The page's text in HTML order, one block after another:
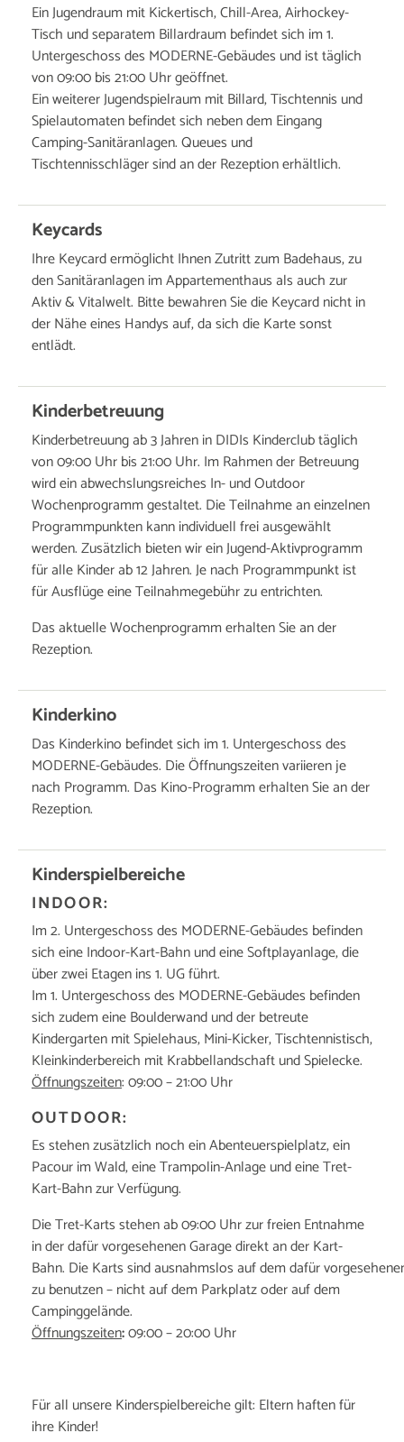
Ein Jugendraum mit Kickertisch, Chill-Area, Airhockey-
Tisch und separatem Billardraum befindet sich im 1.
Untergeschoss des MODERNE-Gebäudes und ist täglich
von 09:00 bis 21:00 Uhr geöffnet.
Ein weiterer Jugendspielraum mit Billard, Tischtennis und
Spielautomaten befindet sich neben dem Eingang
Camping-Sanitäranlagen. Queues und
Tischtennisschläger sind an der Rezeption erhältlich.
Keycards
Ihre Keycard ermöglicht Ihnen Zutritt zum Badehaus, zu
den Sanitäranlagen im Appartementhaus als auch zur
Aktiv & Vitalwelt. Bitte bewahren Sie die Keycard nicht in
der Nähe eines Handys auf, da sich die Karte sonst
entlädt.
Kinderbetreuung
Kinderbetreuung ab 3 Jahren in DIDIs Kinderclub täglich
von 09:00 Uhr bis 21:00 Uhr. Im Rahmen der Betreuung
wird ein abwechslungsreiches In- und Outdoor
Wochenprogramm gestaltet. Die Teilnahme an einzelnen
Programmpunkten kann individuell frei ausgewählt
werden. Zusätzlich bieten wir ein Jugend-Aktivprogramm
für alle Kinder ab 12 Jahren. Je nach Programmpunkt ist
für Ausflüge eine Teilnahmegebühr zu entrichten.
Das aktuelle Wochenprogramm erhalten Sie an der
Rezeption.
Kinderkino
Das Kinderkino befindet sich im 1. Untergeschoss des
MODERNE-Gebäudes. Die Öffnungszeiten variieren je
nach Programm. Das Kino-Programm erhalten Sie an der
Rezeption.
Kinderspielbereiche
INDOOR:
Im 2. Untergeschoss des MODERNE-Gebäudes befinden
sich eine Indoor-Kart-Bahn und eine Softplayanlage, die
über zwei Etagen ins 1. UG führt.
Im 1. Untergeschoss des MODERNE-Gebäudes befinden
sich zudem eine Boulderwand und der betreute
Kindergarten mit Spielehaus, Mini-Kicker, Tischtennistisch,
Kleinkinderbereich mit Krabbellandschaft und Spielecke.
Öffnungszeiten: 09:00 – 21:00 Uhr
OUTDOOR:
Es stehen zusätzlich noch ein Abenteuerspielplatz, ein
Pacour im Wald, eine Trampolin-Anlage und eine Tret-
Kart-Bahn zur Verfügung.
Die Tret-Karts stehen ab 09:00 Uhr zur freien Entnahme
in der dafür vorgesehenen Garage direkt an der Kart-
Bahn. Die Karts sind ausnahmslos auf dem dafür
zu benutzen – nicht auf dem Parkplatz oder auf dem
Campinggelände.
Öffnungszeiten:09:00 – 20:00 Uhr
Für all unsere Kinderspielbereiche gilt: Eltern haften für
ihre Kinder!